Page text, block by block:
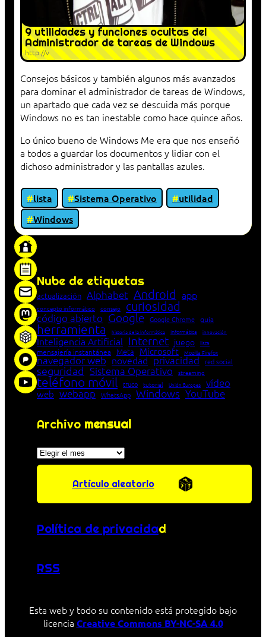
9 utilidades y funciones ocultas del
Administrador de tareas de Windows
http://v
Consejos básicos y también algunos más avanzados
para dominar el administrador de tareas de Windows,
un apartado que cada vez se descuida más porque
Windows no es tan inestable como hace quince años.
Lo único bueno de Windows Me era que nos enseñó
a todos a guardar los documentos y lidiar con el
dichoso administrador y las pantallas azules.
lista Sistema Operativo
utilidad
Windows
Nube de etiquetas
actualización Alphabet Android app
concepto informático consejo curiosidad
código abierto Google Google Chrome guía
herramienta historia de la Informática Informática innovación
Inteligencia Artificial Internet juego lista
mensajería instantánea Meta Microsoft Mozilla Firefox
navegador web novedad privacidad red social
seguridad Sistema Operativo streaming
teléfono móvil truco tutorial Unión Europea vídeo
web webapp WhatsApp Windows YouTube
Archivo mensual
Archivos
Artículo aleatorio
Política de privacidad
RSS
Esta web y todo su contenido está protegido bajo
licencia Creative Commons BY-NC-SA 4.0